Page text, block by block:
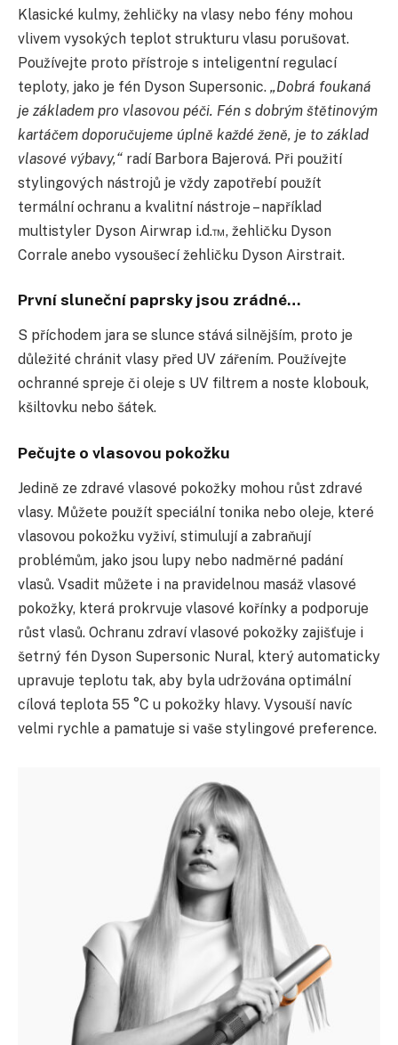
Klasické kulmy, žehličky na vlasy nebo fény mohou
vlivem vysokých teplot strukturu vlasu porušovat.
Používejte proto přístroje s inteligentní regulací
teploty, jako je fén Dyson Supersonic. „Dobrá foukaná
je základem pro vlasovou péči. Fén s dobrým štětinovým
kartáčem doporučujeme úplně každé ženě, je to základ
vlasové výbavy,“ radí Barbora Bajerová. Při použití
stylingových nástrojů je vždy zapotřebí použít
termální ochranu a kvalitní nástroje – například
multistyler Dyson Airwrap i.d.™, žehličku Dyson
Corrale anebo vysoušecí žehličku Dyson Airstrait.
První sluneční paprsky jsou zrádné…
S příchodem jara se slunce stává silnějším, proto je
důležité chránit vlasy před UV zářením. Používejte
ochranné spreje či oleje s UV filtrem a noste klobouk,
kšiltovku nebo šátek.
Pečujte o vlasovou pokožku
Jedině ze zdravé vlasové pokožky mohou růst zdravé
vlasy. Můžete použít speciální tonika nebo oleje, které
vlasovou pokožku vyživí, stimulují a zabraňují
problémům, jako jsou lupy nebo nadměrné padání
vlasů. Vsadit můžete i na pravidelnou masáž vlasové
pokožky, která prokrvuje vlasové kořínky a podporuje
růst vlasů. Ochranu zdraví vlasové pokožky zajišťuje i
šetrný fén Dyson Supersonic Nural, který automaticky
upravuje teplotu tak, aby byla udržována optimální
cílová teplota 55 °C u pokožky hlavy. Vysouší navíc
velmi rychle a pamatuje si vaše stylingové preference.